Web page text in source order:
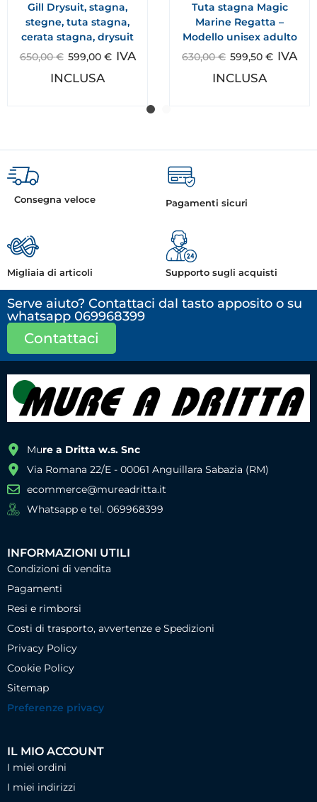
Gill Drysuit, stagna,
stegne, tuta stagna,
cerata stagna, drysuit
650,00€ 599,00 € IVA
INCLUSA
Tuta stagna Magic
Marine Regatta –
Modello unisex adulto
630,00€ 599,50 € IVA
INCLUSA
Consegna veloce Pagamenti sicuri
Migliaia di articoli Supporto sugli acquisti
Serve aiuto? Contattaci dal tasto apposito o su
whatsapp 069968399
Contattaci
Mure a Dritta w.s. Snc
Via Romana 22/E - 00061 Anguillara Sabazia (RM)
ecommerce@mureadritta.it
Whatsapp e tel. 069968399
INFORMAZIONI UTILI
Condizioni di vendita
Pagamenti
Resi e rimborsi
Costi di trasporto, avvertenze e Spedizioni
Privacy Policy
Cookie Policy
Sitemap
Preferenze privacy
IL MIO ACCOUNT
I miei ordini
I miei indirizzi